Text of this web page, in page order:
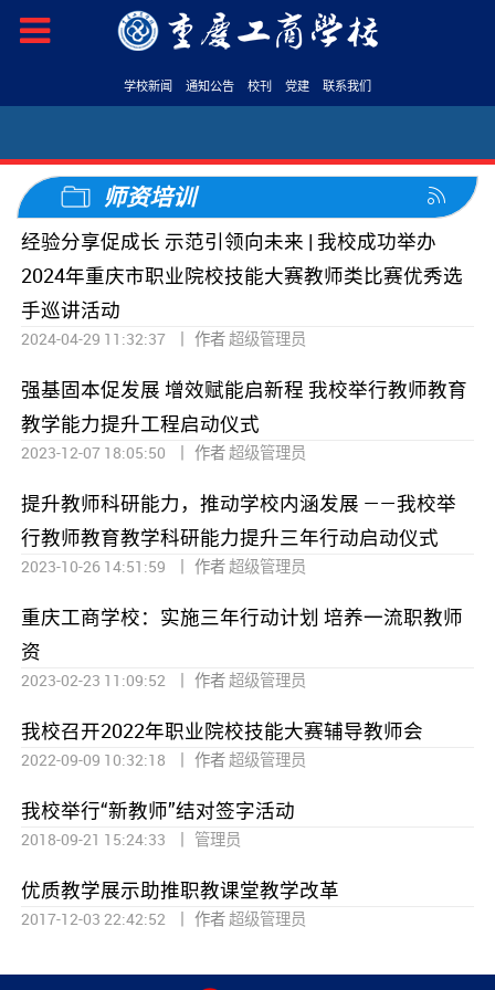
学校新闻 通知公告 校刊 党建 联系我们
师资培训
经验分享促成长 示范引领向未来 | 我校成功举办
2024年重庆市职业院校技能大赛教师类比赛优秀选
手巡讲活动
2024-04-29 11:32:37 | 作者超级管理员
强基固本促发展 增效赋能启新程 我校举行教师教育
教学能力提升工程启动仪式
2023-12-07 18:05:50 | 作者超级管理员
提升教师科研能力，推动学校内涵发展 ——我校举
行教师教育教学科研能力提升三年行动启动仪式
2023-10-26 14:51:59 | 作者超级管理员
重庆工商学校：实施三年行动计划 培养一流职教师
资
2023-02-23 11:09:52 | 作者超级管理员
我校召开2022年职业院校技能大赛辅导教师会
2022-09-09 10:32:18 | 作者超级管理员
我校举行“新教师”结对签字活动
2018-09-21 15:24:33 | 管理员
优质教学展示助推职教课堂教学改革
2017-12-03 22:42:52 | 作者超级管理员